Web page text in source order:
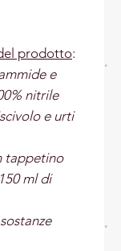
prodotto:
e
nitrile
e urti
tappetino
ml di